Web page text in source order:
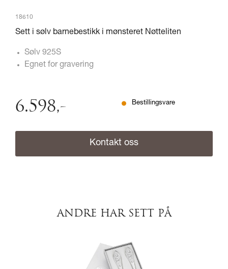
18610
Sett i sølv barnebestikk i mønsteret Nøtteliten
Sølv 925S
Egnet for gravering
6.598,- Bestillingsvare
Kontakt oss
ANDRE HAR SETT PÅ